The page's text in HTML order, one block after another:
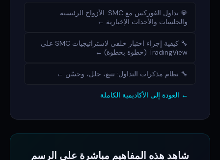
💎 تداول الفوركس مع SMC: الأزواج الرئيسية
والجلسات والأحداث الإخبارية ←
🔧 كيفية إجراء اختبار خلفي لاستراتيجيات SMC على
TradingView (خطوة بخطوة) ←
🔧 نظام مذكرات التداول: تتبع، حلل، وحسّن ←
← العودة إلى الأكاديمية الكاملة
شاهد هذه المفاهيم مباشرة على الرسم